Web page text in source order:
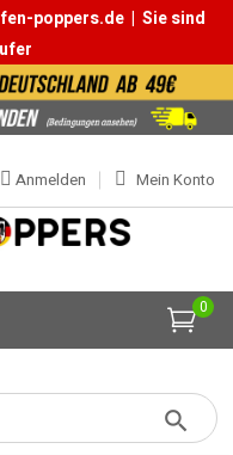
poppers.de | Sie sind
Mein Konto
Anmelden
0
Label 25ml